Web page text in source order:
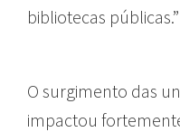
bibliotecas públicas.”
O surgimento das
impactou